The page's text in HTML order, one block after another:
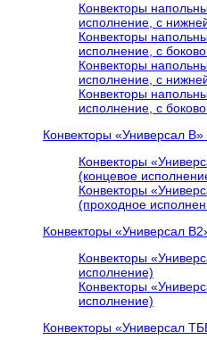
Конвекторы
исполнение, с
Конвекторы
исполнение, с
Конвекторы
исполнение, с
Конвекторы
исполнение, с
Конвекторы «Универсал
Конвекторы
(концевое
Конвекторы
(проходное
Конвекторы «Универсал
Конвекторы
исполнение)
Конвекторы
исполнение)
Конвекторы «Универсал